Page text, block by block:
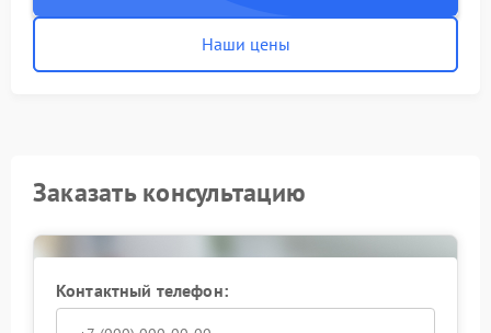
Наши цены
Заказать консультацию
Контактный телефон: